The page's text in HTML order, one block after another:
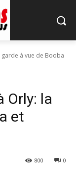
à vue de Booba
Orly: la
et
0
800